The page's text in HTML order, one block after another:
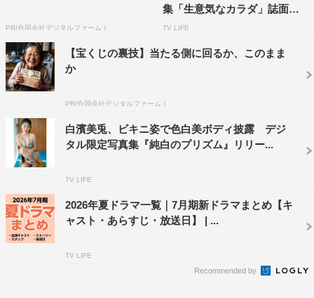
PR(合同会社デジタルファーム )
集「生意気なカラダ」誌面カ
ッ...
TV LIFE
【宝くじの裏技】当たる側に回るか、このまま
か
PR(合同会社デジタルファーム )
白濱美兎、ビキニ姿で色白美ボディ披露 デジ
タル限定写真集『純白のプリズム』リリー...
TV LIFE
2026年夏ドラマ一覧｜7月期新ドラマまとめ【キ
ャスト・あらすじ・放送日】 | ...
TV LIFE
Recommended by